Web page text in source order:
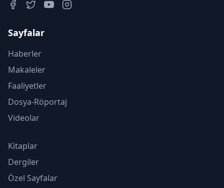
Sayfalar
Haberler
Makaleler
Faaliyetler
Dosya-Röportaj
Videolar
Kitaplar
Dergiler
Özel Sayfalar